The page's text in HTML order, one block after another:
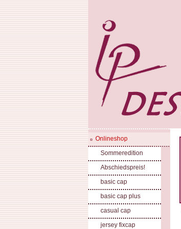
Onlineshop
Sommeredition
Abschiedspreis!
basic cap
basic cap plus
casual cap
jersey fixcap